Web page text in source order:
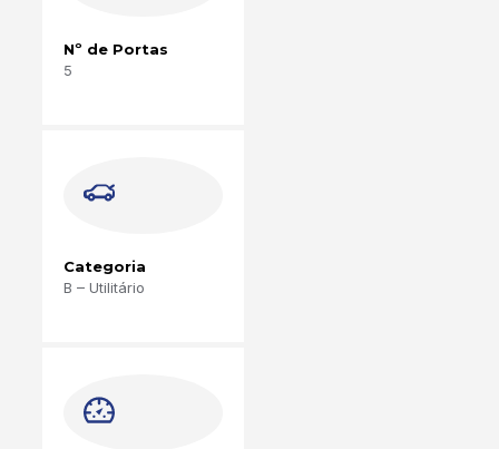
Nº de Portas
5
Categoria
B – Utilitário